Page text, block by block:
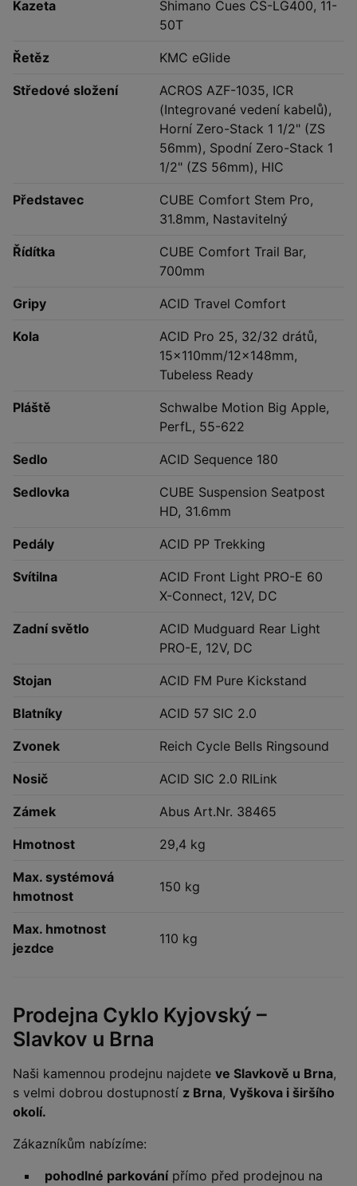
Kazeta
Shimano Cues CS-LG400, 11-
50T
Řetěz KMC eGlide
Středové složení
ACROS AZF-1035, ICR
(Integrované vedení kabelů),
Horní Zero-Stack 1 1/2" (ZS
56mm), Spodní Zero-Stack 1
1/2" (ZS 56mm), HIC
Představec
CUBE Comfort Stem Pro,
31.8mm, Nastavitelný
Řídítka
CUBE Comfort Trail Bar,
700mm
Gripy ACID Travel Comfort
Kola
ACID Pro 25, 32/32 drátů,
15x110mm/12x148mm,
Tubeless Ready
Pláště
Schwalbe Motion Big Apple,
PerfL, 55-622
Sedlo ACID Sequence 180
Sedlovka
CUBE Suspension Seatpost
HD, 31.6mm
Pedály ACID PP Trekking
Svítilna
ACID Front Light PRO-E 60
X-Connect, 12V, DC
Zadní světlo
ACID Mudguard Rear Light
PRO-E, 12V, DC
Stojan ACID FM Pure Kickstand
Blatníky ACID 57 SIC 2.0
Zvonek Reich Cycle Bells Ringsound
Nosič ACID SIC 2.0 RILink
Zámek Abus Art.Nr. 38465
Hmotnost 29,4 kg
Max. systémová
hmotnost
150 kg
Max. hmotnost
jezdce
110 kg
Prodejna Cyklo Kyjovský –
Slavkov u Brna
Naši kamennou prodejnu najdete ve Slavkově u Brna,
s velmi dobrou dostupností z Brna, Vyškova i širšího
okolí.
Zákazníkům nabízíme:
pohodlné parkovánípřímo před prodejnou na